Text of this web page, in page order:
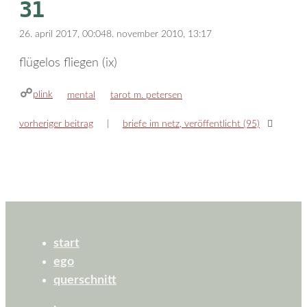
31
26. april 2017, 00:048. november 2010, 13:17
flügelos fliegen (ix)
plink kategorien
mental schlagwörter
tarot m. petersen
vorheriger beitrag briefe im netz, veröffentlicht (95)
start
ego
querschnitt